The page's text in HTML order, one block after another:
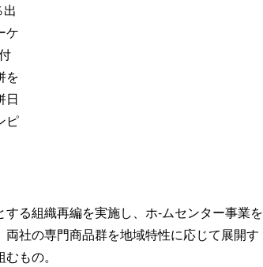
ケ
を
日
ピ
る組織再編を実施し、ホ-ムセンター事業を
社の専門商品群を地域特性に応じて展開す
もの。